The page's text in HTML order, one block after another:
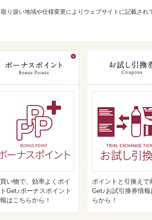
り扱い地域や仕様変更によりウェブサイトに記載され
い物で、効率よくポイ
Get♪ボーナスポイント
はこちらから！
ポイントと引換えで
Get♪お試引換券情報
らから！